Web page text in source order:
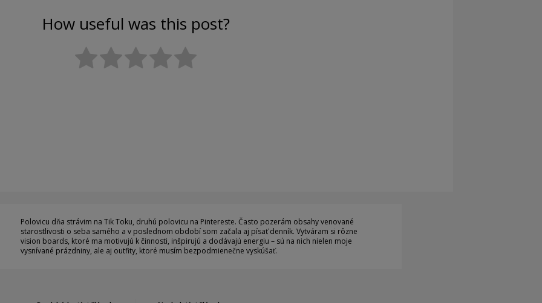
How useful was this post?
Polovicu dňa strávim na Tik Toku, druhú polovicu na Pintereste. Často pozerám obsahy venované
starostlivosti o seba samého a v poslednom období som začala aj písať denník. Vytváram si rôzne
vision boards, ktoré ma motivujú k činnosti, inšpirujú a dodávajú energiu – sú na nich nielen moje
vysnívané prázdniny, ale aj outfity, ktoré musím bezpodmienečne vyskúšať.